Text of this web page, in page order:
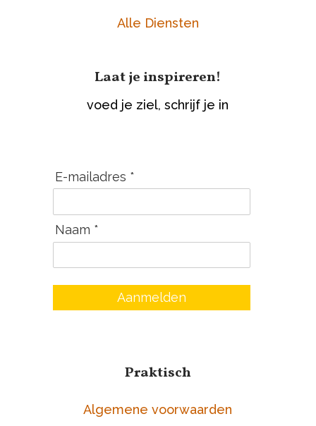
Alle Diensten
Laat je inspireren!
voed je ziel, schrijf je in
E-mailadres *
Naam *
Aanmelden
Praktisch
Algemene voorwaarden